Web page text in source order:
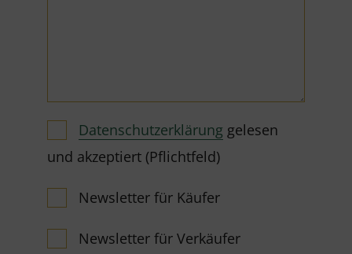
Datenschutzerklärung gelesen
und akzeptiert (Pflichtfeld)
Newsletter für Käufer
Newsletter für Verkäufer